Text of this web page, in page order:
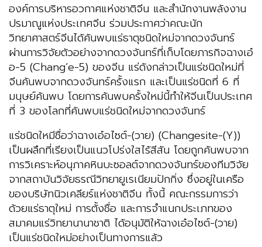
องค์การบริหารอวกาศแห่งชาติจีน และสำนักงานพลังงาน
ปรมาณูแห่งประเทศจีน ร่วมประกาศว่าคณะนัก
วิทยาศาสตร์จีนได้ค้นพบแร่ธาตุชนิดใหม่จากดวงจันทร์
ผ่านการวิจัยตัวอย่างจากดวงจันทร์ที่เก็บโดยภารกิจฉางเอ๋
อ-5 (Chang’e-5) ของจีน แร่ดังกล่าวเป็นแร่ชนิดใหม่ที่
จีนค้นพบจากดวงจันทร์ครั้งแรก และเป็นแร่ชนิดที่ 6 ที่
มนุษย์ค้นพบ โดยการค้นพบครั้งใหม่นี้ทำให้จีนเป็นประเทศ
ที่ 3 ของโลกที่ค้นพบแร่ชนิดใหม่จากดวงจันทร์
แร่ชนิดใหมีชื่อว่าฉางเอ๋อไซต์-(วาย) (Changesite-(Y))
เป็นผลึกที่เรียงเป็นแนวโปร่งใสไร้สีสัน โดยถูกค้นพบจาก
การวิเคราะห์อนุภาคหินบะซอลต์จากดวงจันทร์ของทีมวิจัย
จากสถาบันวิจัยธรณีวิทยายูเรเนียมปักกิ่ง ซึ่งอยู่ในเครือ
ของบริษัทนิวเคลียร์แห่งชาติจีน ทั้งนี้ คณะกรรมการว่า
ด้วยแร่ธาตุใหม่ การตั้งชื่อ และการจำแนกประเภทของ
สมาคมแร่วิทยานานาชาติ ได้อนุมัติให้ฉางเอ๋อไซต์-(วาย)
เป็นแร่ชนิดใหม่อย่างเป็นทางการแล้ว